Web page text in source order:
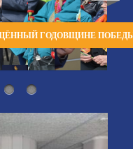
ГОДОВЩИНЕ